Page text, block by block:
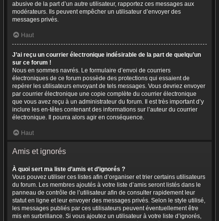
abusive de la part d’un autre utilisateur, rapportez ces messages aux
modérateurs. Ils peuvent empêcher un utilisateur d’envoyer des
messages privés.
Haut
J’ai reçu un courrier électronique indésirable de la part de quelqu’un
sur ce forum !
Nous en sommes navrés. Le formulaire d’envoi de courriers
électroniques de ce forum possède des protections qui essaient de
repérer les utilisateurs envoyant de tels messages. Vous devriez envoyer
par courrier électronique une copie complète du courrier électronique
que vous avez reçu à un administrateur du forum. Il est très important d’y
inclure les en-têtes contenant des informations sur l’auteur du courrier
électronique. Il pourra alors agir en conséquence.
Haut
Amis et ignorés
À quoi sert ma liste d’amis et d’ignorés ?
Vous pouvez utiliser ces listes afin d’organiser et trier certains utilisateurs
du forum. Les membres ajoutés à votre liste d’amis seront listés dans le
panneau de contrôle de l’utilisateur afin de consulter rapidement leur
statut en ligne et leur envoyer des messages privés. Selon le style utilisé,
les messages publiés par ces utilisateurs peuvent éventuellement être
mis en surbrillance. Si vous ajoutez un utilisateur à votre liste d’ignorés,